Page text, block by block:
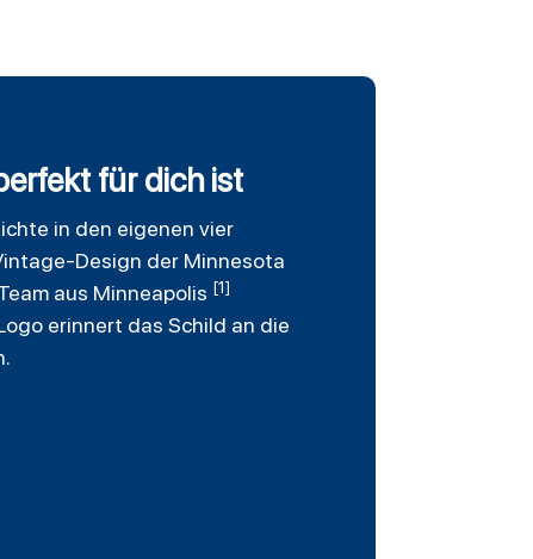
für dich ist
in den eigenen vier
Design der Minnesota
aus Minneapolis [1]
erinnert das Schild an die